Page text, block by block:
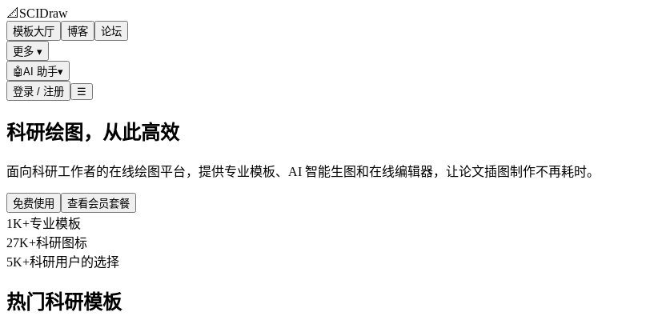
📐 SCIDraw
模板大厅 博客
论坛
更多 ▾
🤖AI 助手▾
登录 / 注册
☰
科研绘图，从此高效
面向科研工作者的在线绘图平台，提供专业模板、AI 智能生图和在线编辑器，让论文插图制作不再耗时。
免费使用 查看会员套餐
1K+专业模板
27K+科研图标
5K+科研用户的选择
热门科研模板